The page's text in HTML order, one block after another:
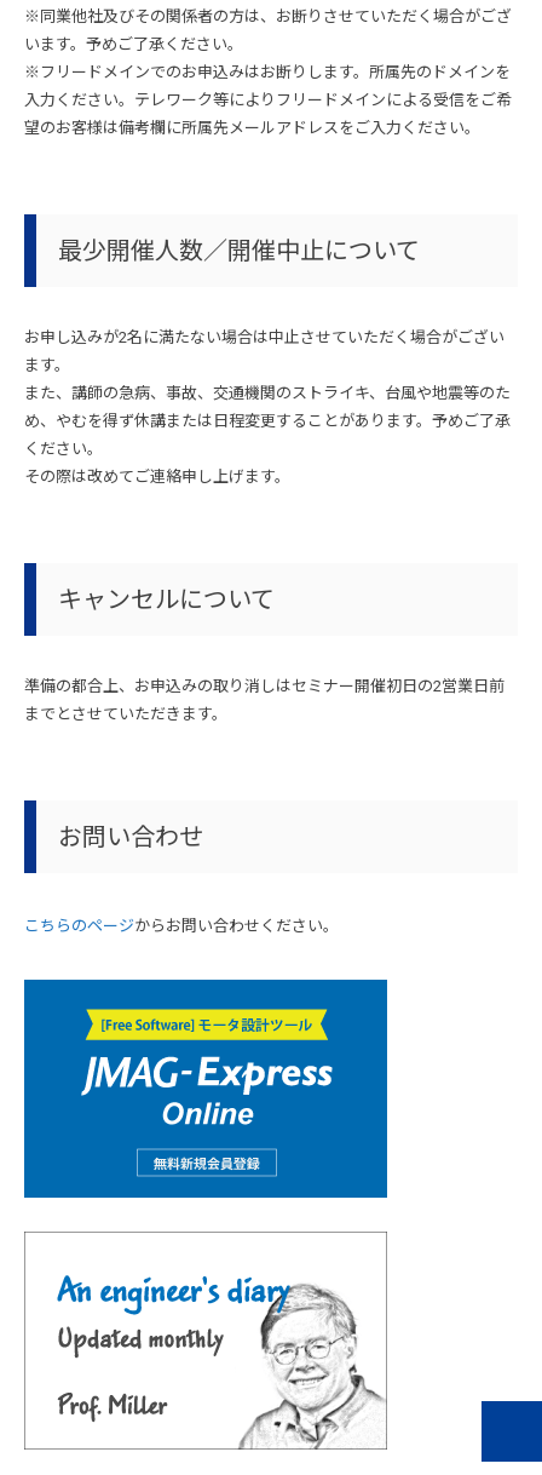
※同業他社及びその関係者の方は、お断りさせていただく場合がござ
います。予めご了承ください。
※フリードメインでのお申込みはお断りします。所属先のドメインを
入力ください。テレワーク等によりフリードメインによる受信をご希
望のお客様は備考欄に所属先メールアドレスをご入力ください。
最少開催人数／開催中止について
お申し込みが2名に満たない場合は中止させていただく場合がござい
ます。
また、講師の急病、事故、交通機関のストライキ、台風や地震等のた
め、やむを得ず休講または日程変更することがあります。予めご了承
ください。
その際は改めてご連絡申し上げます。
キャンセルについて
準備の都合上、お申込みの取り消しはセミナー開催初日の2営業日前
までとさせていただきます。
お問い合わせ
こちらのページからお問い合わせください。